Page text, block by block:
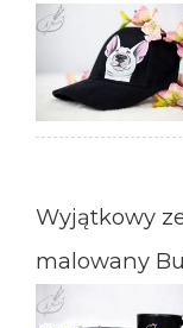
Wyjątkowy
malowany